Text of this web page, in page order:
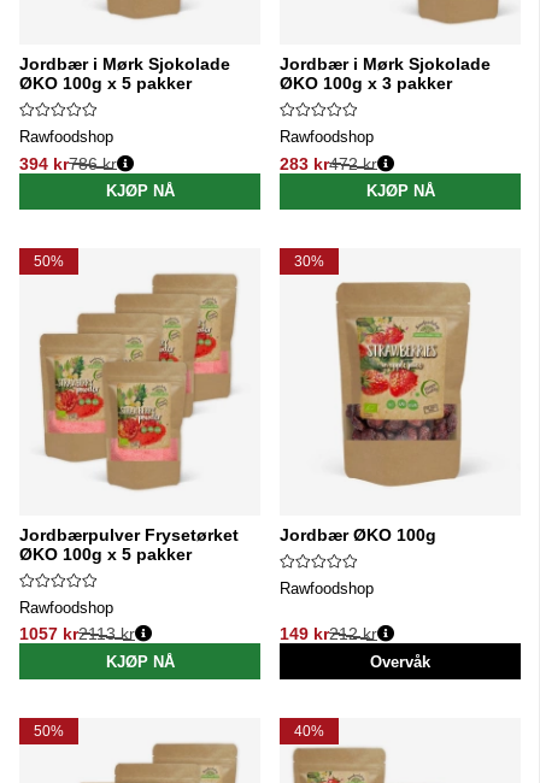
Jordbær i Mørk Sjokolade
ØKO 100g x 5 pakker
Rawfoodshop
394 kr
Vanlig pris:
786 kr
KJØP NÅ
Jordbær i Mørk Sjokolade
ØKO 100g x 3 pakker
Rawfoodshop
283 kr
Vanlig pris:
472 kr
KJØP NÅ
50%
Jordbærpulver Frysetørket
ØKO 100g x 5 pakker
Rawfoodshop
1057 kr
Vanlig pris:2113 kr
KJØP NÅ
30%
Jordbær ØKO 100g
Rawfoodshop
149 kr
Vanlig pris:
212 kr
Overvåk
50% 40%